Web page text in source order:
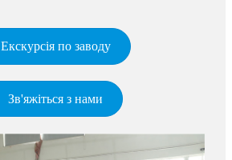
Екскурсія по заводу
Зв'яжіться з нами